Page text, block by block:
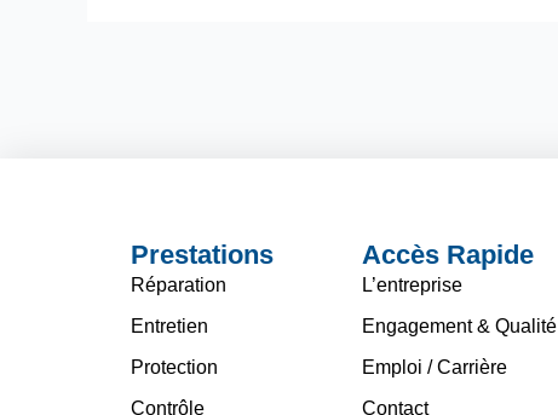
Prestations
Réparation
Entretien
Protection
Contrôle
Accès Rapide
L’entreprise
Engagement & Qualité
Emploi / Carrière
Contact